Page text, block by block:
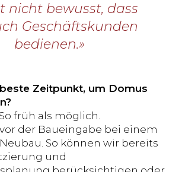
nicht bewusst, dass
Geschäftskunden
bedienen.»
Zeitpunkt, um Domus
früh als möglich.
der Baueingabe bei einem
So können wir bereits
und